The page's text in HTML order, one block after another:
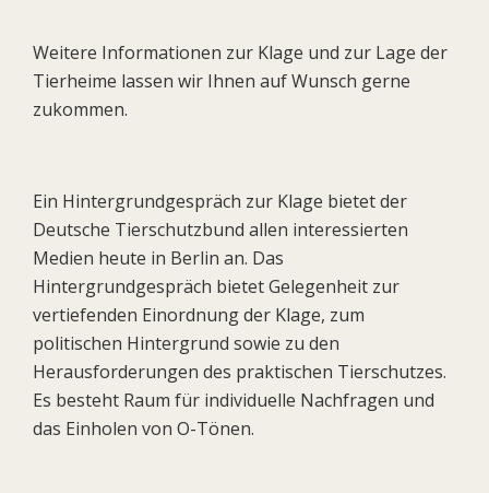
Weitere Informationen zur Klage und zur Lage der
Tierheime lassen wir Ihnen auf Wunsch gerne
zukommen.
Ein Hintergrundgespräch zur Klage bietet der
Deutsche Tierschutzbund allen interessierten
Medien heute in Berlin an. Das
Hintergrundgespräch bietet Gelegenheit zur
vertiefenden Einordnung der Klage, zum
politischen Hintergrund sowie zu den
Herausforderungen des praktischen Tierschutzes.
Es besteht Raum für individuelle Nachfragen und
das Einholen von O-Tönen.